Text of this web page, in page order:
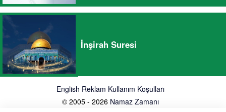
İnşirah Suresi
English Reklam Kullanım Koşulları
© 2005 - 2026 Namaz Zamanı